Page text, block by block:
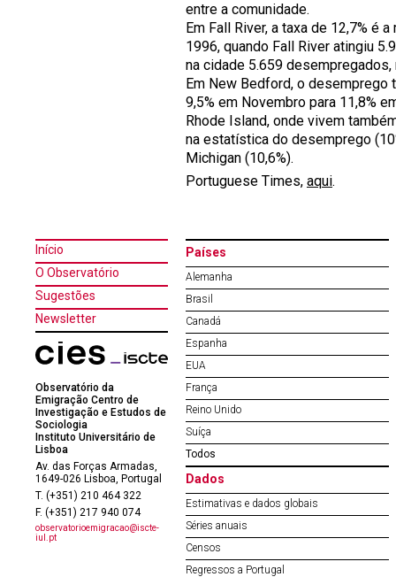
entre a comunidade.
Em Fall River, a taxa de 12,7% é
1996, quando Fall River atingiu
na cidade 5.659
Em New Bedford, o desemprego
9,5% em Novembro para 11,8%
Rhode Island, onde vivem
na estatística do desemprego
Michigan (10,6%).
Portuguese Times, aqui.
Início
O Observatório
Sugestões
Newsletter
Observatório da
Emigração Centro de
Investigação e Estudos de
Sociologia
Instituto Universitário de
Lisboa
Av. das Forças Armadas,
1649-026 Lisboa, Portugal
T. (+351) 210 464 322
F. (+351) 217 940 074
observatorioemigracao@iscte-
iul.pt
Países
Alemanha
Brasil
Canadá
Espanha
EUA
França
Reino Unido
Suíça
Todos
Dados
Estimativas e dados globais
Séries anuais
Censos
Regressos a Portugal